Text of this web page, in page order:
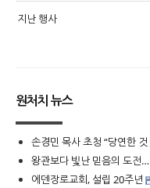
지난 행사
원처치 뉴스
손경민 목사 초청 “당연한 것
왕관보다 빛난 믿음의 도전…
에덴장로교회, 설립 20주년